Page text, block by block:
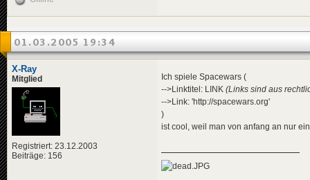
01.03.2005 19:34
X-Ray
Mitglied
Registriert: 23.12.2003
Beiträge: 156
Ich spiele Spacewars (
-->Linktitel: LINK (Links sind aus
-->Link: 'http://spacewars.org'
)
ist cool, weil man von anfang an nur